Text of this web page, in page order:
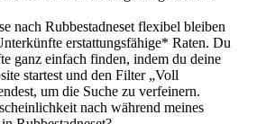
nach Rubbestadneset flexibel bleiben
erstattungsfähige* Raten. Du
ganz einfach finden, indem du deine
startest und den Filter „Voll
um die Suche zu verfeinern.
nach während meines